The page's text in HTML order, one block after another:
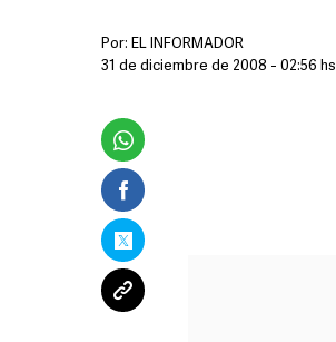
Por: EL INFORMADOR
31 de diciembre de 2008 - 02:56 hs